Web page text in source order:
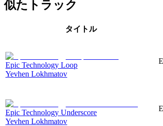
似たトラック
タイトル
Epic Technology Loop
Yevhen Lokhmatov
Epic Technology Underscore
Yevhen Lokhmatov